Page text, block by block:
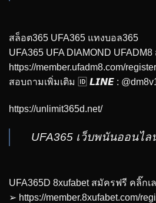
สล็อต365 UFA365 แทงบอล365
UFA365 UFA DIAMOND
https://member.ufadm8.com/
สอบถามเพิ่มเติม 🆔 𝙇𝙄𝙉𝙀 :
https://unlimit365d.net/
UFA365 เว็บพนันออนไล
UFA365D 8xufabet สมัครฟรี คลิ๊กเ
➢ https://member.8xufabet.com/